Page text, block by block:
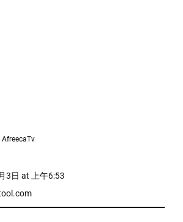
AfreecaTv
3日 at 上午6:53